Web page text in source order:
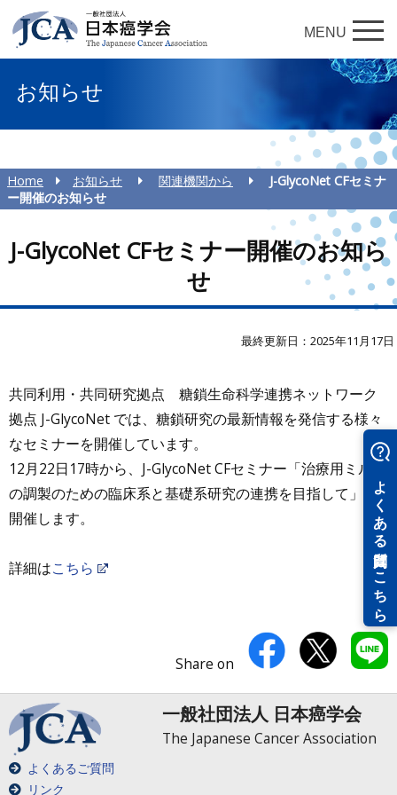
MENU
お知らせ
Home お知らせ 関連機関から
J-GlycoNet CFセミナ
ー開催のお知らせ
J-GlycoNet CFセミナー開催のお知ら
せ
最終更新日：2025年11月17日
共同利用・共同研究拠点 糖鎖生命科学連携ネットワーク
拠点 J-GlycoNet では、糖鎖研究の最新情報を発信する様々
なセミナーを開催しています。
12月22日17時から、J-GlycoNet CFセミナー「治療用ミルク
の調製のための臨床系と基礎系研究の連携を目指して」を
開催します。
詳細はこちら
Share on
一般社団法人 日本癌学会
The Japanese Cancer Association
よくあるご質問
リンク